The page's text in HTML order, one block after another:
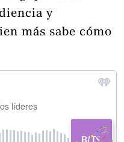
y
más sabe cómo